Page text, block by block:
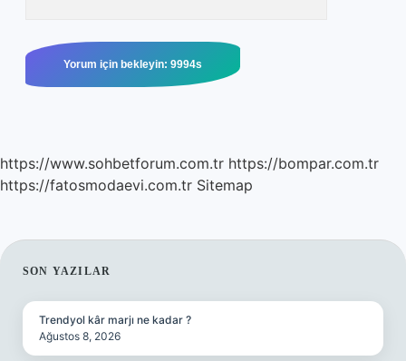
https://www.sohbetforum.com.tr https://bompar.com.tr
https://fatosmodaevi.com.tr Sitemap
SIDEBAR
SON YAZILAR
Trendyol kâr marjı ne kadar ?
Ağustos 8, 2026